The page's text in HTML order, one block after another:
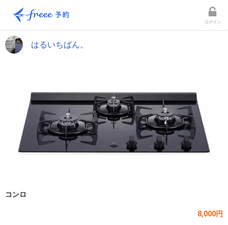
ログイン
はるいちばん。
コンロ
8,000円